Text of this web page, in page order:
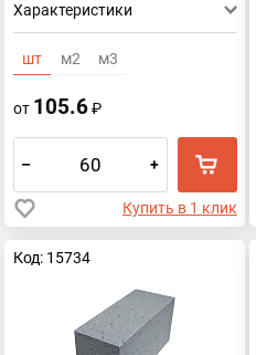
Характеристики
шт м2 м3
от 105.6₽
– +
Купить в 1 клик
Код: 15734